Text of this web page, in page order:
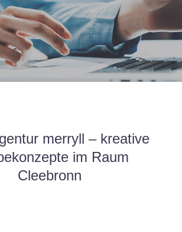
merryll – kreative
im Raum
Cleebronn